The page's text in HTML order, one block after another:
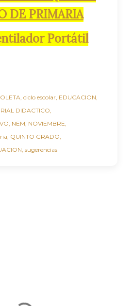
DE PRIMARIA
Portátil
ciclo escolar EDUCACION
DIDACTICO
NEM NOVIEMBRE
QUINTO GRADO
sugerencias